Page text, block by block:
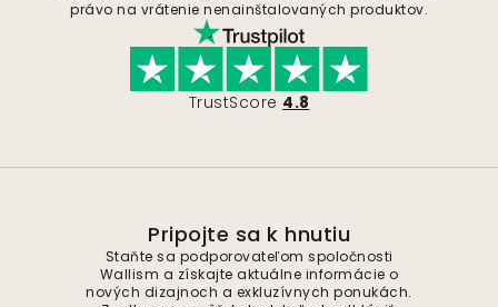
právo na vrátenie nenainštalovaných produktov.
TrustScore 4.8
Pripojte sa k hnutiu
Staňte sa podporovateľom spoločnosti
Wallism a získajte aktuálne informácie o
nových dizajnoch a exkluzívnych ponukách.